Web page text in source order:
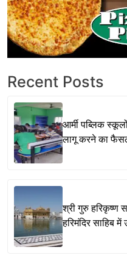
Recent Posts
आर्मी पब्लिक
लागू करने का
श्री गुरु हरिकृष्ण
हरिमंदिर साहिब